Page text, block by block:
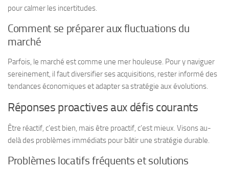
pour calmer les incertitudes.
Comment se préparer aux fluctuations du
marché
Parfois, le marché est comme une mer houleuse. Pour y naviguer
sereinement, il faut diversifier ses acquisitions, rester informé des
tendances économiques et adapter sa stratégie aux évolutions.
Réponses proactives aux défis courants
Être réactif, c’est bien, mais être proactif, c’est mieux. Visons au-
delà des problèmes immédiats pour bâtir une stratégie durable.
Problèmes locatifs fréquents et solutions